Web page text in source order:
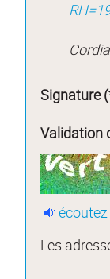
Signature
Validation
Les